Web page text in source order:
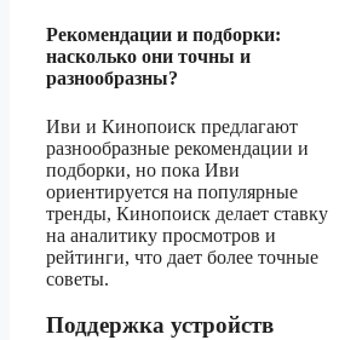
Рекомендации и подборки:
насколько они точны и
разнообразны?
Иви и Кинопоиск предлагают
разнообразные рекомендации и
подборки, но пока Иви
ориентируется на популярные
тренды, Кинопоиск делает ставку
на аналитику просмотров и
рейтинги, что дает более точные
советы.
Поддержка устройств